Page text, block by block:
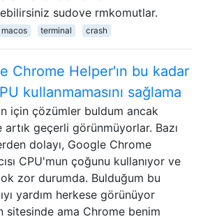
sudove rmkomutlar.
macos terminal crash
Chrome Helper'ın bu kadar
kullanmamasını sağlama
için çözümler buldum ancak
artık geçerli görünmüyorlar. Bazı
dolayı, Google Chrome
CPU'mun çoğunu kullanıyor ve
zor durumda. Bulduğum bu
yardım herkese görünüyor
sitesinde ama Chrome benim